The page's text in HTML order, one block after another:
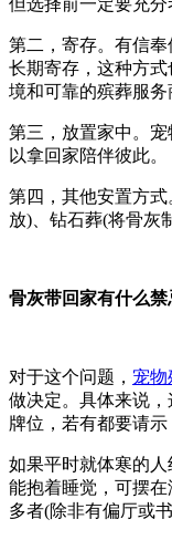
第二，寄存。有信
长期寄存，这种方
境和可靠的殡葬服务
第三，放置家中。
以拿回家陪伴彼此。
第四，其他安置方
放)、钻石葬(将骨灰
骨灰带回家有什么禁
对于这个问题， 宠物
做决定。具体来说
牌位，若有都要请示
如果平时就体寒的
能抱着睡觉，可摆
多者(除非有偏厅或